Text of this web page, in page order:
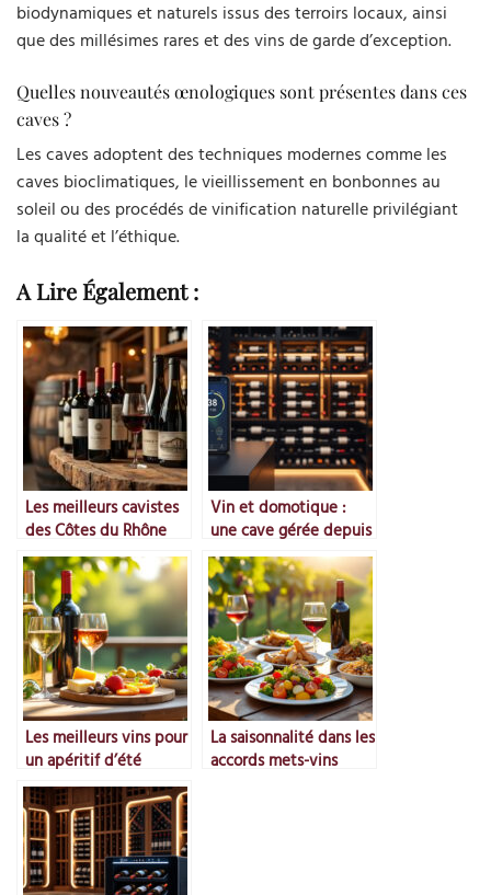
biodynamiques et naturels issus des terroirs locaux, ainsi
que des millésimes rares et des vins de garde d’exception.
Quelles nouveautés œnologiques sont présentes dans ces
caves ?
Les caves adoptent des techniques modernes comme les
caves bioclimatiques, le vieillissement en bonbonnes au
soleil ou des procédés de vinification naturelle privilégiant
la qualité et l’éthique.
A Lire Également :
Les meilleurs cavistes
des Côtes du Rhône
Vin et domotique :
une cave gérée depuis
son smartphone
Les meilleurs vins pour
un apéritif d’été
La saisonnalité dans les
accords mets-vins